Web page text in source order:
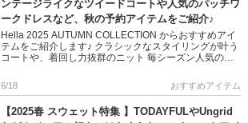
ンテージライクなツイードコートや人気のパッチワ
ークドレスなど、秋の予約アイテムをご紹介♪
Hella 2025 AUTUMN COLLECTION からおすすめアイ
テムをご紹介します♪ クラシックなスタイリングが叶う
コートや、着回し力抜群のニット 毎シーズン人気のジ
6/18 おすすめアイテム
【2025春 スウェット特集 】TODAYFULやUngrid